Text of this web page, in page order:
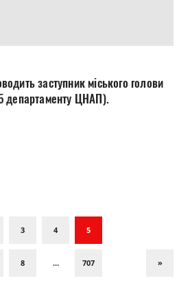
заступник міського голови
департаменту ЦНАП).
3 4 5
8 ... 707 »